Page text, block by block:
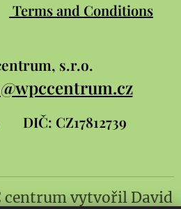
Terms and Conditions
s.r.o.
DIČ: CZ17812739
centrumvytvořilDavid